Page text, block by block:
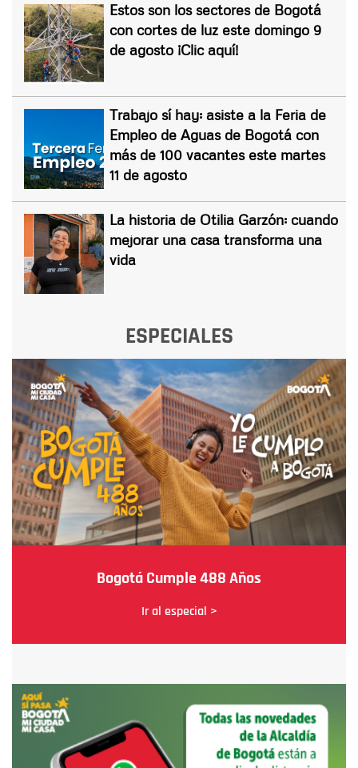
Estos son los sectores de Bogotá
con cortes de luz este domingo 9
de agosto ¡Clic aquí!
Trabajo sí hay: asiste a la Feria de
Empleo de Aguas de Bogotá con
más de 100 vacantes este martes
11 de agosto
La historia de Otilia Garzón: cuando
mejorar una casa transforma una
vida
ESPECIALES
Bogotá Cumple 488 Años
Ir al especial >